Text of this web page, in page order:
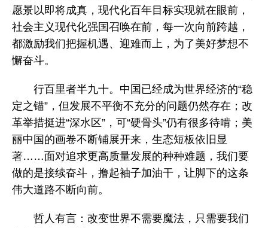
愿景以即将成真，现代化百年目标实现就在眼前，
社会主义现代化强国召唤在前，每一次向前跨越，
都激励我们把握机遇、迎难而上，为了美好梦想不
懈奋斗。
行百里者半九十。中国已经成为世界经济的“稳
定之锚”，但发展不平衡不充分的问题仍然存在；改
革举措挺进“深水区”，可“硬骨头”仍有很多待啃；美
丽中国的画卷不断铺展开来，生态短板依旧显
著……面对追求更高质量发展的种种难题，我们要
做的是接续奋斗，撸起袖子加油干，让脚下的这条
伟大道路不断向前。
哲人有言：改变世界不需要魔法，只需要我们